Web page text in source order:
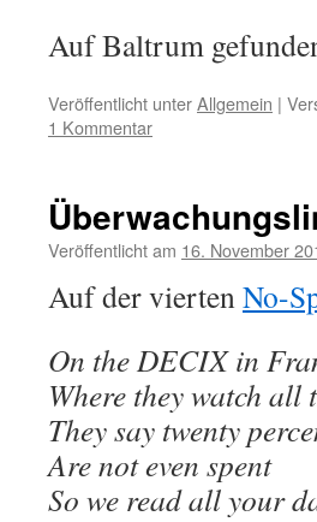
Auf Baltrum
Veröffentlicht unterAllgemein |
1 Kommentar
Veröffentlicht am 16. November
Auf der viertenNo-
On the DECIX in
Where they watch all
They say twenty
Are not even spent
So we read all your